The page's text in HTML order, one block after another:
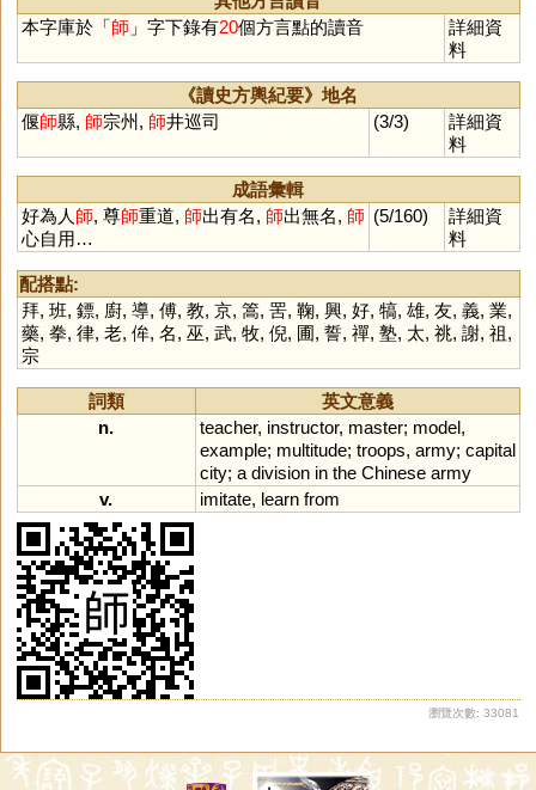
磃 蜤 鶳 箷 俬 鉰 僿 邿 禗
虒 偲 凘 葹
本字庫於「師」字下錄有20個方言點的讀音
詳細資
料
《讀史方輿紀要》地名
偃師縣, 師宗州, 師井巡司 (3/3)
詳細資
料
成語彙輯
好為人 師, 尊師重道, 師出有名, 師出無名, 師
心自用…
(5/160)
詳細資
料
配搭點:
拜, 班, 鏢, 廚, 導, 傅, 教, 京, 篙, 罟, 鞠, 興, 好, 犒, 雄, 友, 義, 業,
藥, 拳, 律, 老, 侔, 名, 巫, 武, 牧, 倪, 圃, 誓, 禪, 塾, 太, 祧, 謝, 祖,
宗
詞類
英文意義
n.
teacher, instructor, master; model,
example; multitude; troops, army; capital
city; a division in the Chinese army
v.
imitate, learn from
瀏覽次數: 33081